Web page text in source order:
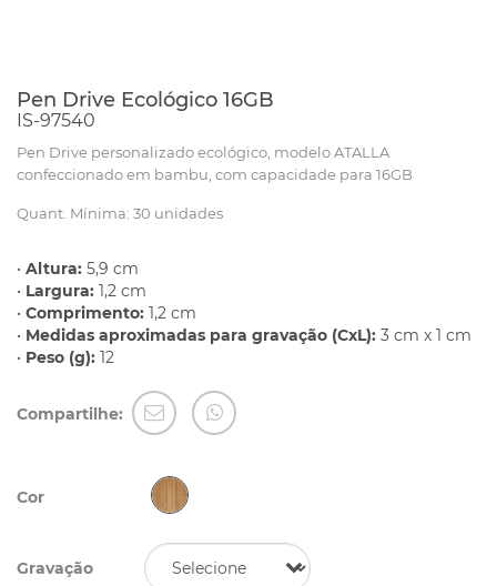
Pen Drive Ecológico 16GB
IS-97540
Pen Drive personalizado ecológico, modelo ATALLA
confeccionado em bambu, com capacidade para 16GB
Quant. Mínima: 30 unidades
• Altura: 5,9 cm
• Largura: 1,2 cm
• Comprimento: 1,2 cm
• Medidas aproximadas para gravação (CxL): 3 cm x 1 cm
• Peso (g): 12
Compartilhe:
Cor
Gravação